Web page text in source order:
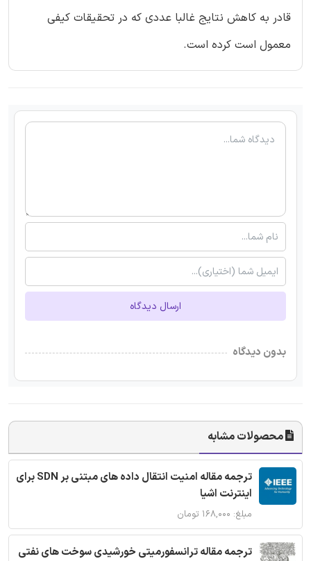
قادر به کاهش نتایج غالبا عددی که در تحقیقات کیفی
معمول است کرده است.
ارسال دیدگاه
بدون دیدگاه
محصولات مشابه
ترجمه مقاله امنیت انتقال داده های مبتنی بر SDN برای
اینترنت اشیا
مبلغ: ۱۶۸,۰۰۰ تومان
ترجمه مقاله ترانسفورمیتی خورشیدی سوخت های نفتی